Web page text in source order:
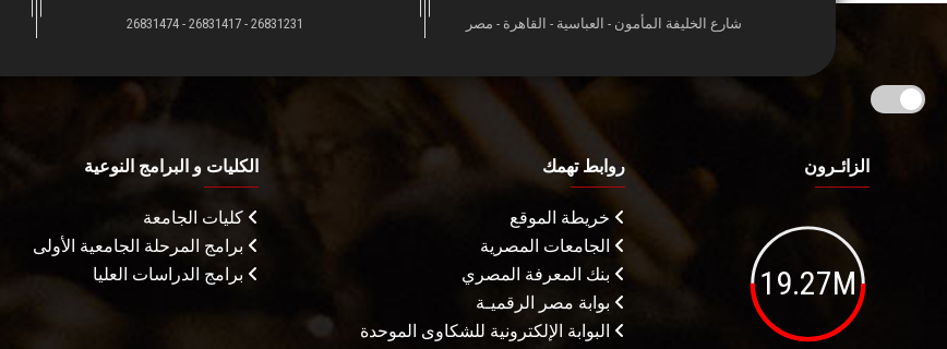
شارع الخليفة المأمون - العباسية - القاهرة - مصر 26831231 - 26831417 - 26831474
الزائـرون
19.27M
روابط تهمك
خريطة الموقع
الجامعات المصرية
بنك المعرفة المصري
بوابة مصر الرقميـة
البوابة الإلكترونية للشكاوى الموحدة
الكليات و البرامج النوعية
كليات الجامعة
برامج المرحلة الجامعية الأولى
برامج الدراسات العليا